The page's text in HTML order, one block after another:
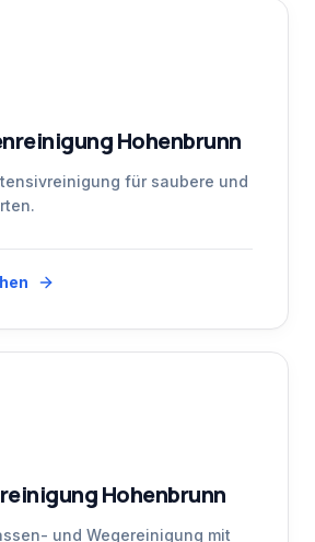
Hohenbrunn
für saubere und
Hohenbrunn
und Wegereinigung mit